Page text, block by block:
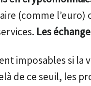
(comme
Les
imposables si
de ce seuil, les